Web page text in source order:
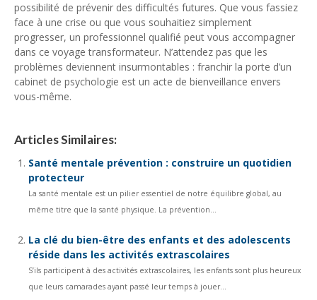
possibilité de prévenir des difficultés futures. Que vous fassiez
face à une crise ou que vous souhaitiez simplement
progresser, un professionnel qualifié peut vous accompagner
dans ce voyage transformateur. N’attendez pas que les
problèmes deviennent insurmontables : franchir la porte d’un
cabinet de psychologie est un acte de bienveillance envers
vous-même.
Articles Similaires:
Santé mentale prévention : construire un quotidien
protecteur
La santé mentale est un pilier essentiel de notre équilibre global, au
même titre que la santé physique. La prévention...
La clé du bien-être des enfants et des adolescents
réside dans les activités extrascolaires
S’ils participent à des activités extrascolaires, les enfants sont plus heureux
que leurs camarades ayant passé leur temps à jouer...